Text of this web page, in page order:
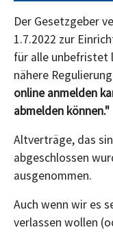
Der Gesetzgeber
1.7.2022 zur
für alle unbefristet
nähere
online anmelden
abmelden können."
Altverträge, das
abgeschlossen
ausgenommen.
Auch wenn wir es
verlassen wollen